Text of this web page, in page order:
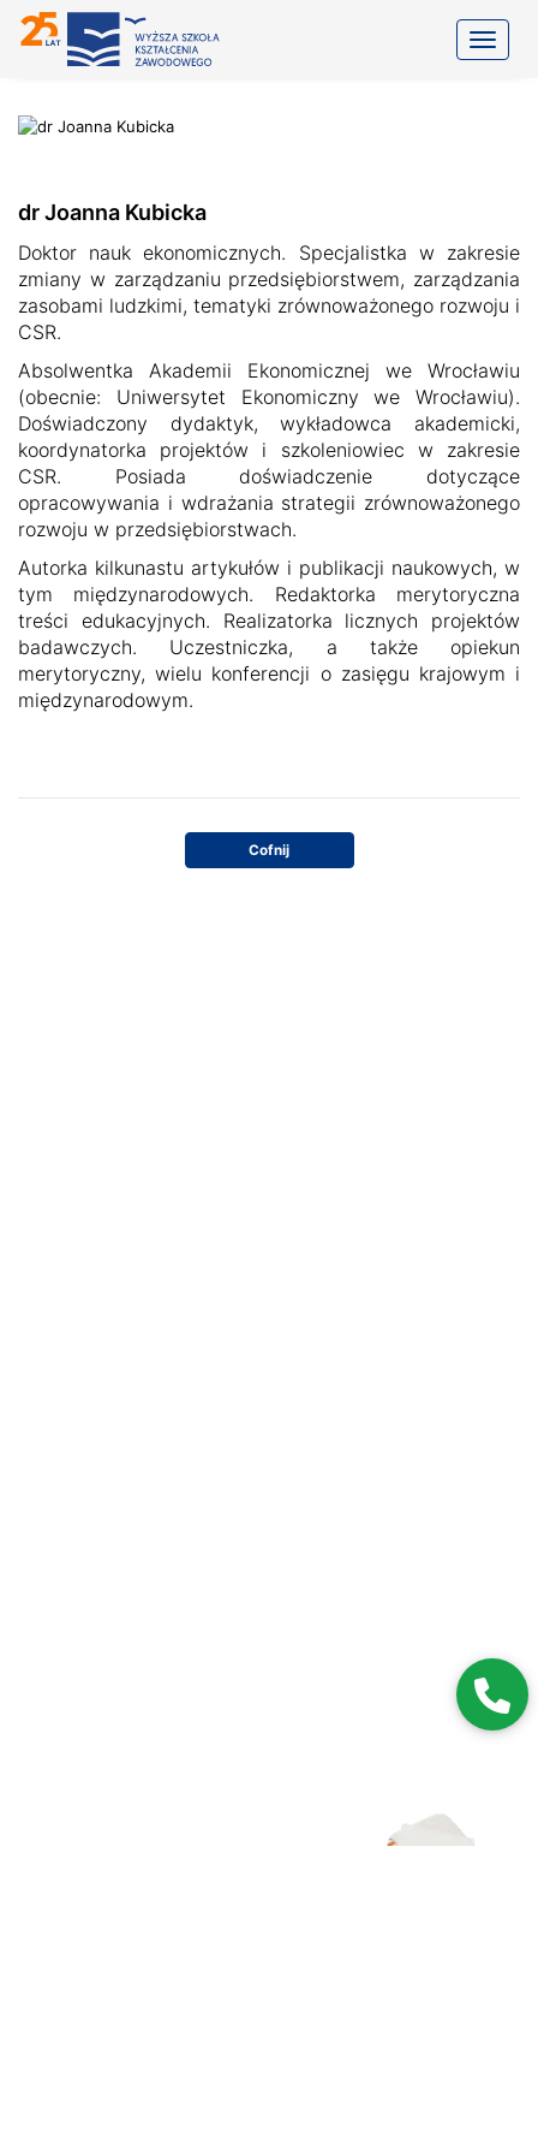
dr Joanna Kubicka
Doktor nauk ekonomicznych. Specjalistka w zakresie
zmiany w zarządzaniu przedsiębiorstwem, zarządzania
zasobami ludzkimi, tematyki zrównoważonego rozwoju i
CSR.
Absolwentka Akademii Ekonomicznej we Wrocławiu
(obecnie: Uniwersytet Ekonomiczny we Wrocławiu).
Doświadczony dydaktyk, wykładowca akademicki,
koordynatorka projektów i szkoleniowiec w zakresie
CSR. Posiada doświadczenie dotyczące
opracowywania i wdrażania strategii zrównoważonego
rozwoju w przedsiębiorstwach.
Autorka kilkunastu artykułów i publikacji naukowych, w
tym międzynarodowych. Redaktorka merytoryczna
treści edukacyjnych. Realizatorka licznych projektów
badawczych. Uczestniczka, a także opiekun
merytoryczny, wielu konferencji o zasięgu krajowym i
międzynarodowym.